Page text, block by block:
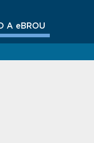
A eBROU